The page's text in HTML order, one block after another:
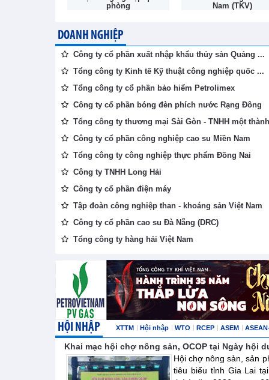
phòng
Nam (TKV)
DOANH NGHIỆP
Công ty cổ phần xuất nhập khẩu thủy sản Quảng ...
Tổng công ty Kinh tế Kỹ thuật công nghiệp quốc ...
Tổng công ty cổ phần bảo hiểm Petrolimex
Công ty cổ phần bóng đèn phích nước Rạng Đông
Tổng công ty thương mại Sài Gòn - TNHH một
Công ty cổ phần công nghiệp cao su Miền Nam
Tổng công ty công nghiệp thực phẩm Đồng Nai
Công ty TNHH Long Hải
Công ty cổ phần điện máy
Tập đoàn công nghiệp than - khoáng sản Việt Nam
Công ty cổ phần cao su Đà Nẵng (DRC)
Tổng công ty hàng hải Việt Nam
HỘI NHẬP XTTM Hội nhập WTO RCEP ASEM
Khai mạc hội chợ nông sản, OCOP tại Ngày hội
Hội chợ nông sản, sản
tiêu biểu tỉnh Gia Lai